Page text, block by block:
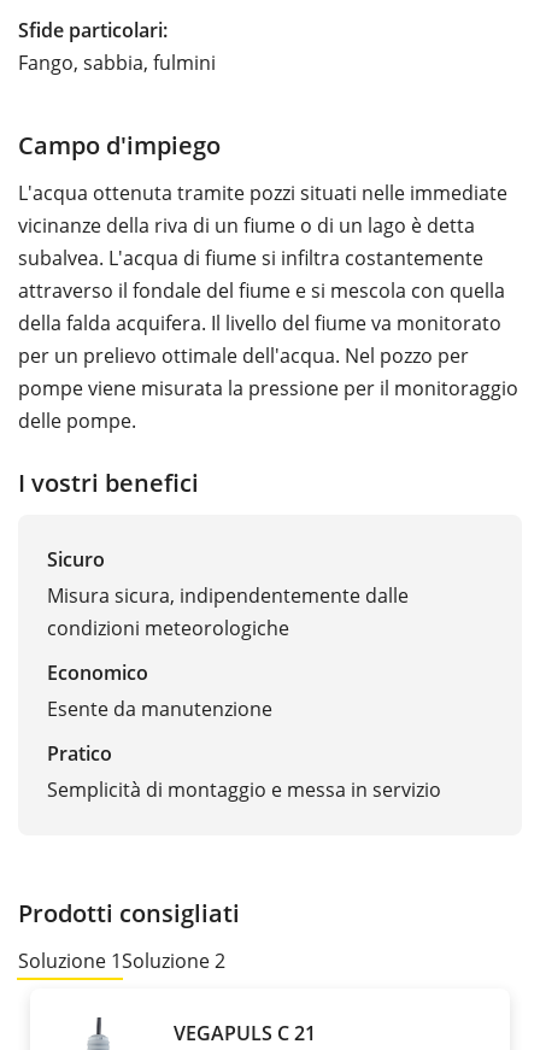
Sfide particolari:
Fango, sabbia, fulmini
Campo d'impiego
L'acqua ottenuta tramite pozzi situati nelle immediate
vicinanze della riva di un fiume o di un lago è detta
subalvea. L'acqua di fiume si infiltra costantemente
attraverso il fondale del fiume e si mescola con quella
della falda acquifera. Il livello del fiume va monitorato
per un prelievo ottimale dell'acqua. Nel pozzo per
pompe viene misurata la pressione per il monitoraggio
delle pompe.
I vostri benefici
Sicuro
Misura sicura, indipendentemente dalle
condizioni meteorologiche
Economico
Esente da manutenzione
Pratico
Semplicità di montaggio e messa in servizio
Prodotti consigliati
Soluzione 1Soluzione 2
VEGAPULS C 21